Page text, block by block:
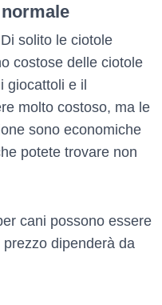
Di solito le ciotole
costose delle ciotole
giocattoli e il
molto costoso, ma le
sono economiche
potete trovare non
cani possono essere
dipenderà da